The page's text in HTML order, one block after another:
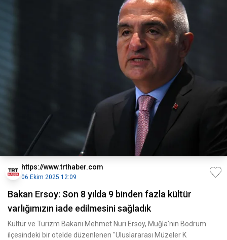
https://www.trthaber.com
06 Ekim 2025 12:09
Bakan Ersoy: Son 8 yılda 9 binden fazla kültür
varlığımızın iade edilmesini sağladık
Kültür ve Turizm Bakanı Mehmet Nuri Ersoy, Muğla'nın Bodrum
ilçesindeki bir otelde düzenlenen "Uluslararası Müzeler K